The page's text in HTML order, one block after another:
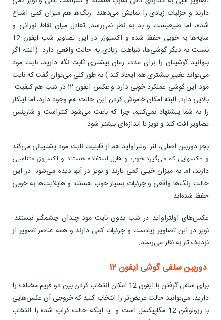
دارند و جزئیات زیادی را نمایش می‌دهند. رنگ‌ها هم میزان کمی اشباع
شده، اما طبیعیست و بد به نظر نمی‌رسد. تعادل میان نقاط نورانی و
سایه‌ها به خوبی حفظ شده و اکسپوژر در این تصاویر شب ایفون 12
نسبت به دیگر گوشی‌ها، شباهت زیادی به حالت واقعی دارد. (البته اگر
بتوانید گوشیتان را برای مدت زمان بیشتری ثابت نگه دارید، نایت مود
می‌تواند تغییر بیشتری هم ایجاد کند.) به طور کلی می‌توان گفت که نایت
مود این گوشی عملکرد خوبی دارد و عکس ایفون ۱۲ در شب هم کیفیت
بالایی دارد. البته امکان خاموش کردن این حالت هم وجود دارد، اما اینکار
را به شما پیشنهاد نمی‌کنیم، چرا که باعث می‌شود کنتراست و شارپنس
تصاویر افت کند و نویز تا اندازه‌ای بیشتر شود.
بجز دوربین اصلی، لنز اولتراواید هم از قابلیت نایت مود پشتیبانی می‌کند
و عکسهایی که می‌گیرد خوب و قابل استفاده هستند و اکسپوژر متناسبی
دارند، اما به میزان خیلی کمی تارند و نویز در آنها دیده می‌شود. در این
حالت رنگ‌ها واقعی و جزئیات بسیار خوب هستند و هایلایت‌ها به خوبی
حفظ شده‌اند.
عکس‌های اولتراواید در شب بدون نایت مود چندان چشمگیر نیستند.
نویز در این تصاویر زیادست و جزئیات کمی دارند و همه عناصر تصویر از
نزدیک تار به نظر می‌رسند.
دوربین سلفی گوشی ایفون ۱۲
برای سلفی گرفتن با ایفون 12 امکان انتخاب کردن بین دو فریم مختلف را
دارید، می‌توانید حالت عریض‌تر را انتخاب کنید که خروجی آن عکس‌هایی
با رزولوشن 12 مگاپیکسل است و یا اینکه حالت کراپ شده را انتخاب